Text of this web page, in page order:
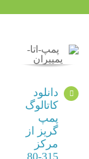
دانلود
کاتالوگ
پمپ
گریز از
مرکز
315-80